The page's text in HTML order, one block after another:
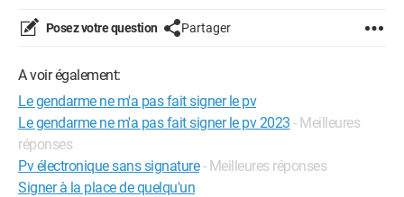
Posez votre question Partager
A voir également:
Le gendarme ne m'a pas fait signer le pv
Le gendarme ne m'a pas fait signer le pv 2023 - Meilleures
réponses
Pv électronique sans signature - Meilleures réponses
Signer à la place de quelqu'un